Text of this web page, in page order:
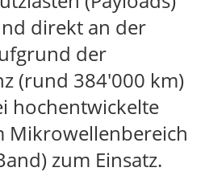
direkt an der
der
(rund 384'000 km)
hochentwickelte
Mikrowellenbereich
zum Einsatz.